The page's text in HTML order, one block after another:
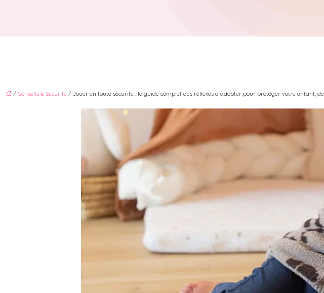
/ Conseils & Sécurité / Jouer en toute sécurité : le guide complet des réflexes à adopter pour protéger votre enfant,